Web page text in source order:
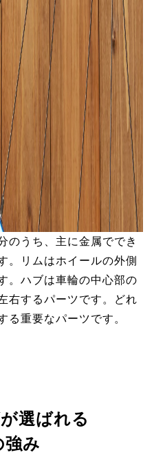
のうち、主に金属ででき
。リムはホイールの外側
。ハブは車輪の中心部の
右するパーツです。どれ
る重要なパーツです。
選ばれる
強み